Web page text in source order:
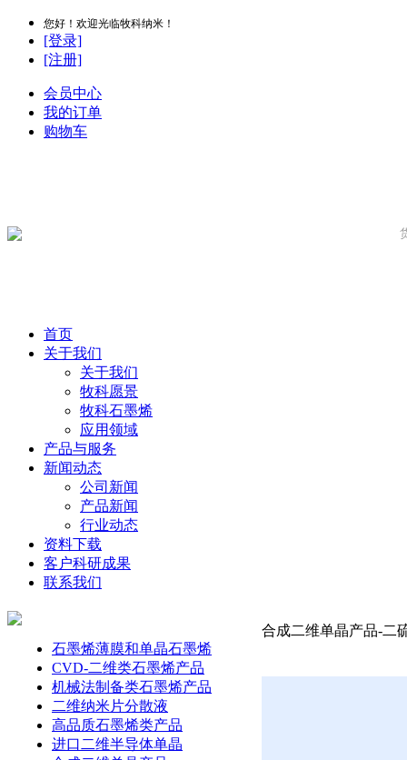
您好！欢迎光临牧科纳米！
[登录]
[注册]
会员中心
我的订单
购物车
首页
关于我们
关于我们
牧科愿景
牧科石墨烯
应用领域
产品与服务
新闻动态
公司新闻
产品新闻
行业动态
资料下载
客户科研成果
联系我们
石墨烯薄膜和单晶石墨烯
CVD-二维类石墨烯产品
机械法制备类石墨烯产品
二维纳米片分散液
高品质石墨烯类产品
进口二维半导体单晶
合成二维单晶产品-二